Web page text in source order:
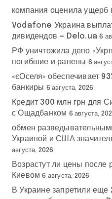
компания оценила ущерб
Vodafone Украина
дивидендов — Delo.ua 6
РФ уничтожила депо
погибшие и ранены 6
«єОселя» обеспечивает
банкиры 6 августа, 2026
Кредит 300 млн грн для
с Ощадбанком 6 августа,
обмен
Украиной и США
августа, 2026
Возрастут ли цены после
Киевом 6 августа, 2026
В Украине запретили еще